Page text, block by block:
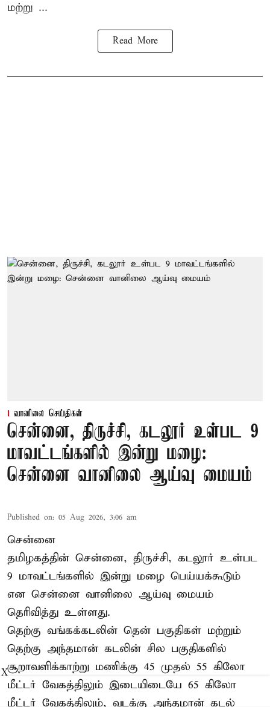
மற்று ...
Read More
வானிலை செய்திகள்
சென்னை, திருச்சி, கடலூர் உள்பட 9
மாவட்டங்களில் இன்று மழை:
சென்னை வானிலை ஆய்வு மையம்
Published on: 05 Aug 2026, 3:06 am
சென்னை
தமிழகத்தின் சென்னை, திருச்சி, கடலூர் உள்பட
9 மாவட்டங்களில் இன்று மழை பெய்யக்கூடும்
என சென்னை வானிலை ஆய்வு மையம்
தெரிவித்து உள்ளது.
தெற்கு வங்கக்கடலின் தென் பகுதிகள் மற்றும்
தெற்கு அந்தமான் கடலின் சில பகுதிகளில்
சூறாவளிக்காற்று மணிக்கு 45 முதல் 55 கிலோ
மீட்டர் வேகத்திலும் இடையிடையே 65 கிலோ
மீட்டர் வேகத்திலும், வடக்கு அந்தமான் கடல்
X